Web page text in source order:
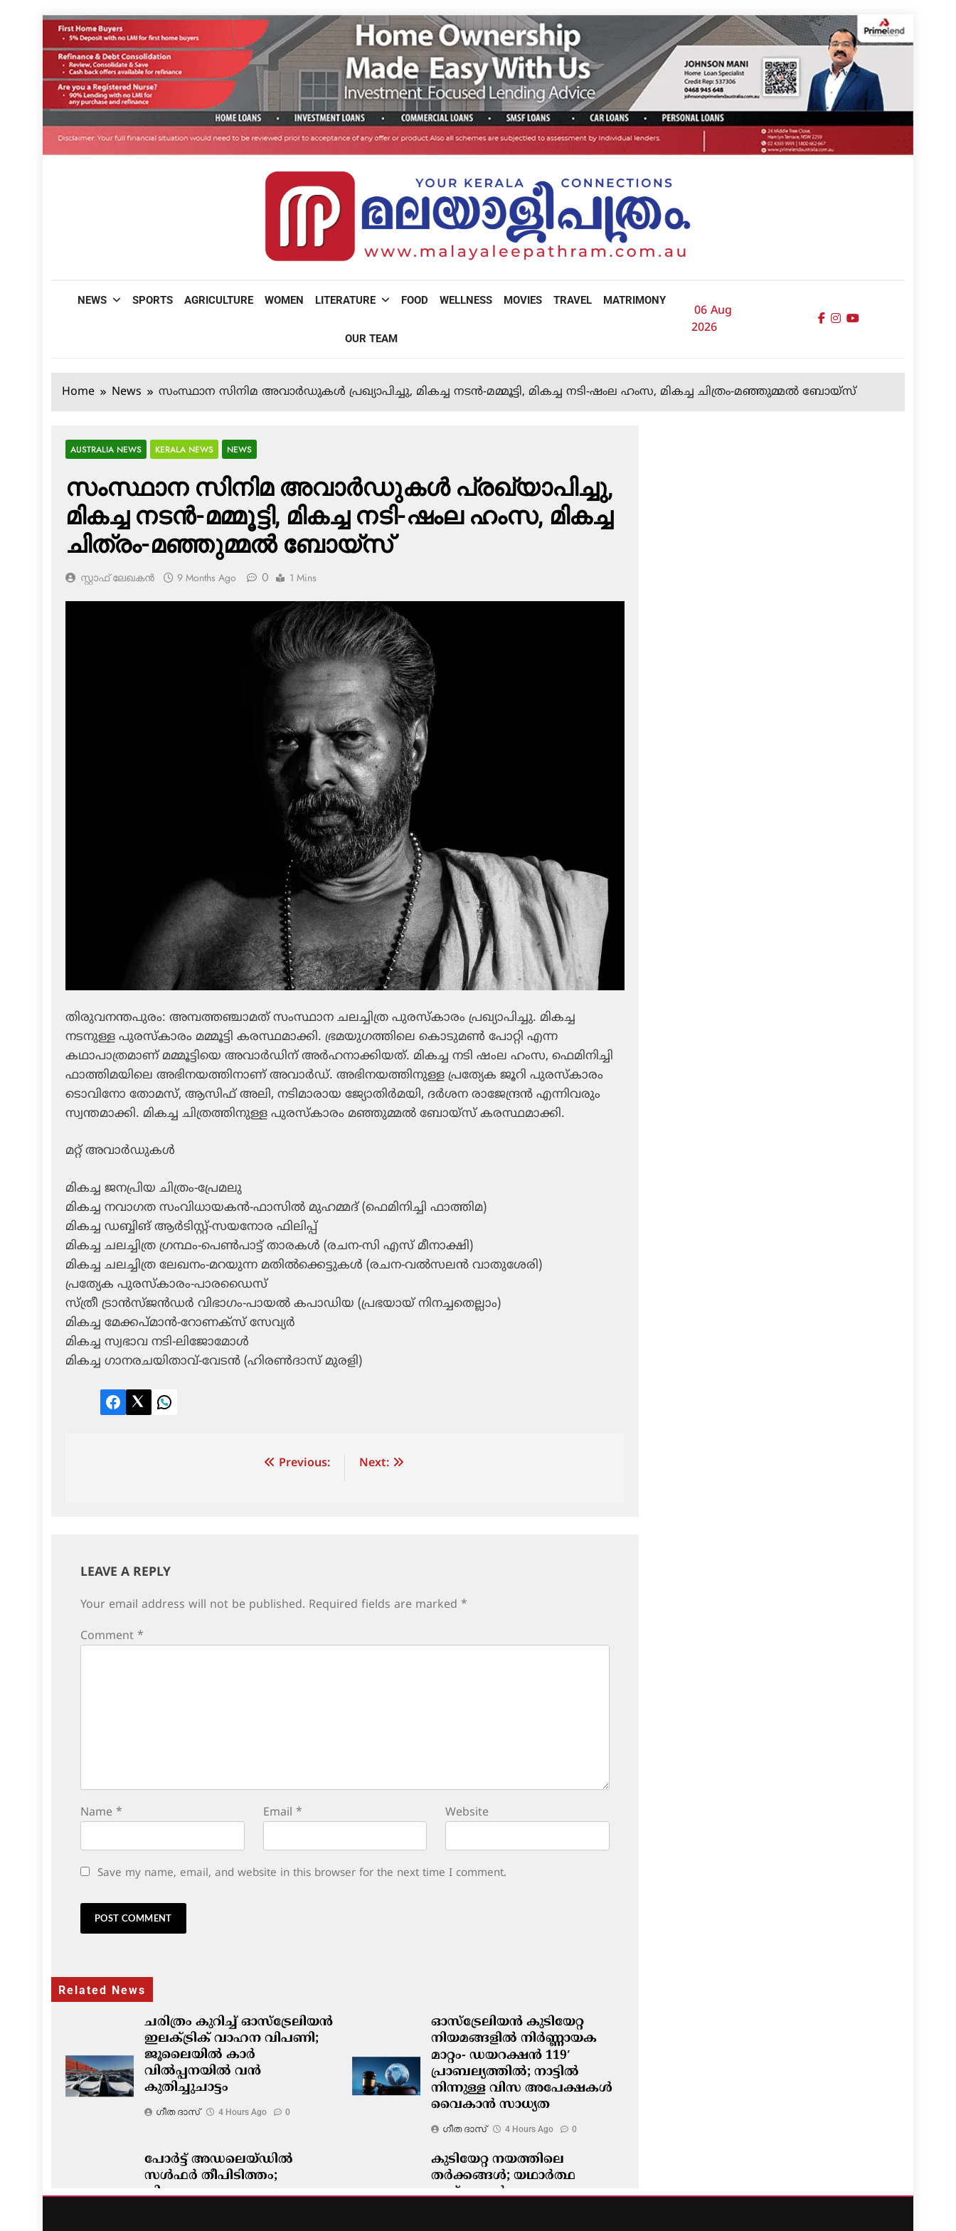
Skip
content
NEWS SPORTS AGRICULTURE WOMEN LITERATURE FOOD WELLNESS MOVIES TRAVEL MATRIMONY
OUR TEAM
06 Aug
2026
Home News സംസ്ഥാന സിനിമ അവാര്‍ഡുകള്‍ പ്രഖ്യാപിച്ചു, മികച്ച നടന്‍-മമ്മൂട്ടി, മികച്ച നടി-ഷംല ഹംസ, മികച്ച ചിത്രം-മഞ്ഞുമ്മല്‍ ബോയ്‌സ്
AUSTRALIA NEWS KERALA NEWS NEWS
സംസ്ഥാന സിനിമ അവാര്‍ഡുകള്‍ പ്രഖ്യാപിച്ചു,
മികച്ച നടന്‍-മമ്മൂട്ടി, മികച്ച നടി-ഷംല ഹംസ, മികച്ച
ചിത്രം-മഞ്ഞുമ്മല്‍ ബോയ്‌സ്
സ്റ്റാഫ് ലേഖകൻ 9 Months Ago 0 1 Mins
തിരുവനന്തപുരം: അമ്പത്തഞ്ചാമത് സംസ്ഥാന ചലച്ചിത്ര പുരസ്‌കാരം പ്രഖ്യാപിച്ചു. മികച്ച
നടനുള്ള പുരസ്‌കാരം മമ്മൂട്ടി കരസ്ഥമാക്കി. ഭ്രമയുഗത്തിലെ കൊടുമണ്‍ പോറ്റി എന്ന
കഥാപാത്രമാണ് മമ്മൂട്ടിയെ അവാര്‍ഡിന് അര്‍ഹനാക്കിയത്. മികച്ച നടി ഷംല ഹംസ, ഫെമിനിച്ചി
ഫാത്തിമയിലെ അഭിനയത്തിനാണ് അവാര്‍ഡ്. അഭിനയത്തിനുള്ള പ്രത്യേക ജൂറി പുരസ്‌കാരം
ടൊവിനോ തോമസ്, ആസിഫ് അലി, നടിമാരായ ജ്യോതിര്‍മയി, ദര്‍ശന രാജേന്ദ്രന്‍ എന്നിവരും
സ്വന്തമാക്കി. മികച്ച ചിത്രത്തിനുള്ള പുരസ്‌കാരം മഞ്ഞുമ്മല്‍ ബോയ്‌സ് കരസ്ഥമാക്കി.
മറ്റ് അവാര്‍ഡുകള്‍
മികച്ച ജനപ്രിയ ചിത്രം-പ്രേമലു
മികച്ച നവാഗത സംവിധായകന്‍-ഫാസില്‍ മുഹമ്മദ് (ഫെമിനിച്ചി ഫാത്തിമ)
മികച്ച ഡബ്ബിങ് ആര്‍ടിസ്റ്റ്-സയനോര ഫിലിപ്പ്
മികച്ച ചലച്ചിത്ര ഗ്രന്ഥം-പെണ്‍പാട്ട് താരകള്‍ (രചന-സി എസ് മീനാക്ഷി)
മികച്ച ചലച്ചിത്ര ലേഖനം-മറയുന്ന മതില്‍ക്കെട്ടുകള്‍ (രചന-വല്‍സലന്‍ വാതുശേരി)
പ്രത്യേക പുരസ്‌കാരം-പാരഡൈസ്
സ്ത്രീ ട്രാന്‍സ്ജന്‍ഡര്‍ വിഭാഗം-പായല്‍ കപാഡിയ (പ്രഭയായ് നിനച്ചതെല്ലാം)
മികച്ച മേക്കപ്മാന്‍-റോണക്‌സ് സേവ്യര്‍
മികച്ച സ്വഭാവ നടി-ലിജോമോള്‍
മികച്ച ഗാനരചയിതാവ്-വേടന്‍ (ഹിരണ്‍ദാസ് മുരളി)
Facebook
TwitterLinkedIn
Previous: Next:
LEAVE A REPLY
Your email address will not be published. Required fields are marked *
Comment *
Name * Email * Website
Save my name, email, and website in this browser for the next time I comment.
Related News
ചരിത്രം കുറിച്ച് ഓസ്‌ട്രേലിയൻ
ഇലക്ട്രിക് വാഹന വിപണി;
ജൂലൈയിൽ കാർ
വിൽപ്പനയിൽ വൻ
കുതിച്ചുചാട്ടം
ഗീത ദാസ്‌ 4 Hours Ago 0
ഓസ്‌ട്രേലിയൻ കുടിയേറ്റ
നിയമങ്ങളിൽ നിർണ്ണായക
മാറ്റം- ഡയറക്ഷൻ 119′
പ്രാബല്യത്തിൽ; നാട്ടിൽ
നിന്നുള്ള വിസ അപേക്ഷകൾ
വൈകാൻ സാധ്യത
ഗീത ദാസ്‌ 4 Hours Ago 0
പോർട്ട് അഡലെയ്ഡിൽ
സൾഫർ തീപിടിത്തം;
വിഷപുക പടരുന്നു,
കുടിയേറ്റ നയത്തിലെ
തർക്കങ്ങൾ; യഥാർത്ഥ
പ്രശ്നങ്ങൾ